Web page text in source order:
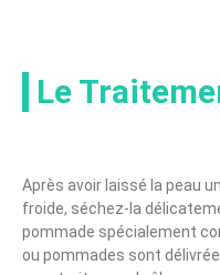
Le
Après avoir laissé la peau
froide, séchez-la
pommade spécialement
ou pommades sont